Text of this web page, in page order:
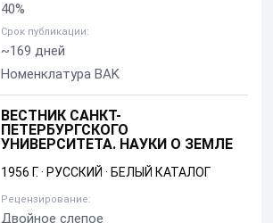
40%
Срок публикации:
~169 дней
Номенклатура BAK
ВЕСТНИК САНКТ-
ПЕТЕРБУРГСКОГО
УНИВЕРСИТЕТА. НАУКИ О ЗЕМЛЕ
1956 Г.· РУССКИЙ · БЕЛЫЙ КАТАЛОГ
Рецензирование:
Двойное слепое